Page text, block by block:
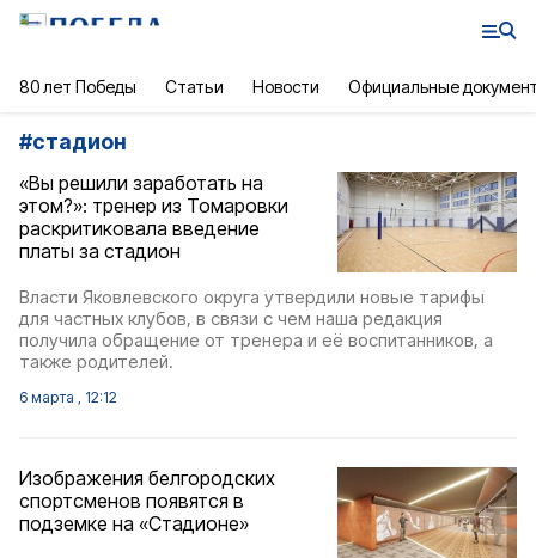
80 лет Победы Статьи Новости Официальные
#стадион
«Вы решили заработать на
этом?»: тренер из Томаровки
раскритиковала введение
платы за стадион
Власти Яковлевского округа утвердили новые тарифы
для частных клубов, в связи с чем наша редакция
получила обращение от тренера и её воспитанников, а
также родителей.
6 марта , 12:12
Изображения белгородских
спортсменов появятся в
подземке на «Стадионе»